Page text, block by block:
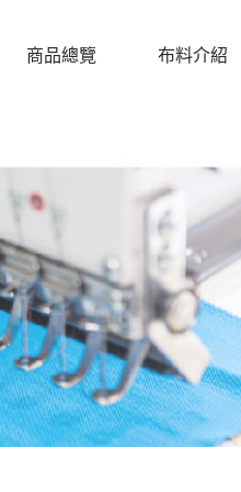
商品總覽 布料介紹